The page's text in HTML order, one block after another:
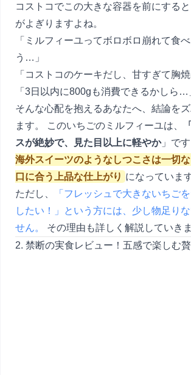
コストコでこの大きな容器を前にする
がよぎりますよね。
「ミルフィーユってボロボロ崩れて食
う…」
「コストコのケーキだし、甘すぎて胸焼
「3日以内に800gも消費できるかしら…
そんな心配を抱えるあなたへ、結論を
ます。 このいちごのミルフィーユは、
スが絶妙で、見た目以上に軽やか」です
海外スイーツのようなしつこさは一切
口に合う上品な仕上がり になっています
ただし、
「フレッシュで大きないちご
したい！」という方には、少し物足り
せん。
その理由も詳しく解説していきま
2. 禁断の実食レビュー！五感で楽しむ